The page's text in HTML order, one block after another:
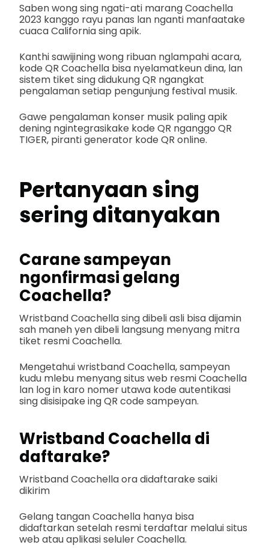
Saben wong sing ngati-ati marang Coachella
2023 kanggo rayu panas lan nganti manfaatake
cuaca California sing apik.
Kanthi sawijining wong ribuan nglampahi acara,
kode QR Coachella bisa nyelamatkeun dina, lan
sistem tiket sing didukung QR ngangkat
pengalaman setiap pengunjung festival musik.
Gawe pengalaman konser musik paling apik
dening ngintegrasikake kode QR nganggo QR
TIGER, piranti generator kode QR online.
Pertanyaan sing
sering ditanyakan
Carane sampeyan
ngonfirmasi gelang
Coachella?
Wristband Coachella sing dibeli asli bisa dijamin
sah maneh yen dibeli langsung menyang mitra
tiket resmi Coachella.
Mengetahui wristband Coachella, sampeyan
kudu mlebu menyang situs web resmi Coachella
lan log in karo nomer utawa kode autentikasi
sing disisipake ing QR code sampeyan.
Wristband Coachella di
daftarake?
Wristband Coachella ora didaftarake saiki
dikirim
Gelang tangan Coachella hanya bisa
didaftarkan setelah resmi terdaftar melalui situs
web atau aplikasi seluler Coachella.